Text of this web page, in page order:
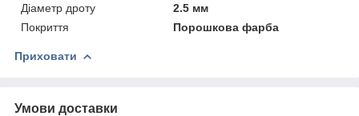
Діаметр дроту
2.5 мм
Покриття
Порошкова фарба
Приховати
Умови доставки